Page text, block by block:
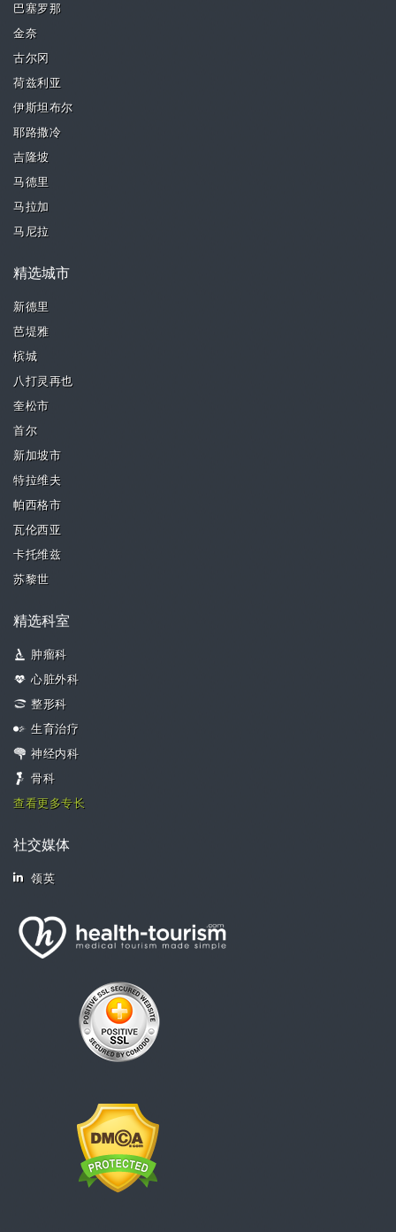
巴塞罗那
金奈
古尔冈
荷兹利亚
伊斯坦布尔
耶路撒冷
吉隆坡
马德里
马拉加
马尼拉
精选城市
新德里
芭堤雅
槟城
八打灵再也
奎松市
首尔
新加坡市
特拉维夫
帕西格市
瓦伦西亚
卡托维兹
苏黎世
精选科室
肿瘤科
心脏外科
整形科
生育治疗
神经内科
骨科
查看更多专长
社交媒体
领英